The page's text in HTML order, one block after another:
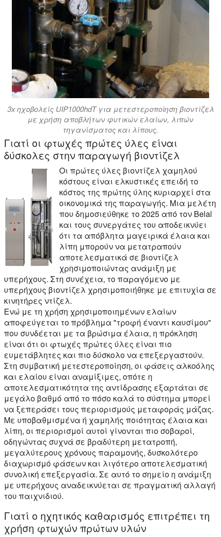
3x ηχοβολείς UIP1000hdT για μετεστεροποίηση βιοντίζελ
με χρήση αποβλήτων φυτικών ελαίων, λιπών
τηγανίσματος και λίπους.
Γιατί οι φτωχές πρώτες ύλες είναι
δύσκολες στην παραγωγή βιοντίζελ
Οι πρώτες ύλες βιοντίζελ χαμηλού
κόστους είναι ελκυστικές επειδή το
κόστος της πρώτης ύλης κυριαρχεί στα
οικονομικά της παραγωγής. Μια μελέτη
που δημοσιεύθηκε το 2025 από τον Belal
και τους συνεργάτες του αποδεικνύει
ότι τα απόβλητα μαγειρικά έλαια και
λίπη μπορούν να μετατραπούν
αποτελεσματικά σε βιοντίζελ
χρησιμοποιώντας ανάμιξη με
υπερήχους. Στη συνέχεια, το παραγόμενο με
υπερήχους βιοντίζελ χρησιμοποιήθηκε με επιτυχία σε
κινητήρες ντίζελ.
Ενώ με τη χρήση χρησιμοποιημένων ελαίων
αποφεύγεται το πρόβλημα "τροφή έναντι καυσίμου"
που συνδέεται με τα βρώσιμα έλαια, η πρόκληση
είναι ότι οι φτωχές πρώτες ύλες είναι πιο
ευμετάβλητες και πιο δύσκολο να επεξεργαστούν.
Στη συμβατική μετεστεροποίηση, οι φάσεις αλκοόλης
και ελαίου είναι αναμίξιμες, οπότε η
αποτελεσματικότητα της αντίδρασης εξαρτάται σε
μεγάλο βαθμό από το πόσο καλά το σύστημα μπορεί
να ξεπεράσει τους περιορισμούς μεταφοράς μάζας.
Με υποβαθμισμένα ή χαμηλής ποιότητας έλαια και
λίπη, οι περιορισμοί αυτοί γίνονται πιο σοβαροί,
οδηγώντας συχνά σε βραδύτερη μετατροπή,
μεγαλύτερους χρόνους παραμονής, δυσκολότερο
διαχωρισμό φάσεων και λιγότερο αποτελεσματική
συνολική επεξεργασία. Σε αυτό το σημείο η ανάμιξη
με υπερήχους αναδεικνύεται σε πραγματική αλλαγή
του παιχνιδιού.
Γιατί ο ηχητικός καθαρισμός επιτρέπει τη
χρήση φτωχών πρώτων υλών